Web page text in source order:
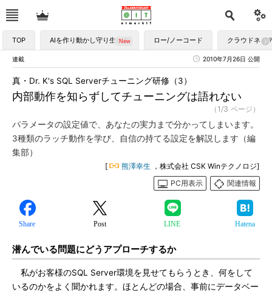
TOP AIを作り動かし守り生かす ロー/ノーコード クラウドネイ
連載 2010年7月26日 公開
内部動作を知らずしてチューニングは語れない
真・Dr. K's SQL Serverチューニング研修（3）
（1/3 ページ）
パラメータの設定値で、あなたの実力まで分かってしまいます。
3種類のラッチ動作を学び、自信の持てる設定を解説します（編
集部）
[ 熊澤幸生 ，株式会社 CSK Winテクノロジ]
PC用表示
関連情報
Share Post LINE Hatena
潜んでいる問題にどうアプローチするか
私がお客様のSQL Server環境を見せてもらうとき、何をして
いるのかをよく聞かれます。ほとんどの場合、事前にデータベー